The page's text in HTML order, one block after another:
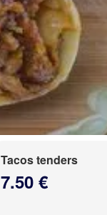
Tacos tenders
7.50 €